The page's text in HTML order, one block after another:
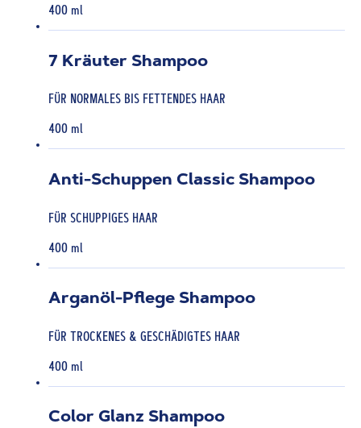
400 ml
7 Kräuter Shampoo
FÜR NORMALES BIS FETTENDES HAAR
400 ml
Anti-Schuppen Classic Shampoo
FÜR SCHUPPIGES HAAR
400 ml
Arganöl-Pflege Shampoo
FÜR TROCKENES & GESCHÄDIGTES HAAR
400 ml
Color Glanz Shampoo